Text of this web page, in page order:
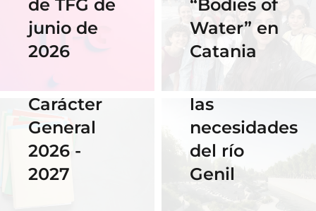
de TFG de
junio de
2026
“Bodies of
Water” en
Catania
14 Abril 2026
Carácter
General
2026 -
2027
06 Abril 2026
Cauce: El
diseño que
las
necesidades
del río
Genil
28 Noviembre
2025
Nuestra
alumna
gana el
concurso
del
Instituto
Cervantes
de Praga